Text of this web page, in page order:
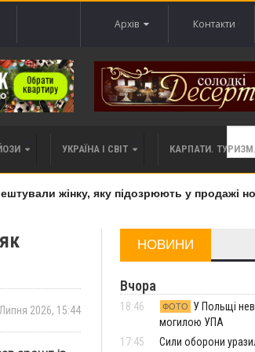
Архів Контакти
УКРАЇНА І СВІТ КАРПАТИ.
жінку, яку підозрюють у продажі
2026, 15:44
НОВИНИ
Вчора
18:46 ФОТО
У Польщі
могилою УПА
17:45
Сили оборони